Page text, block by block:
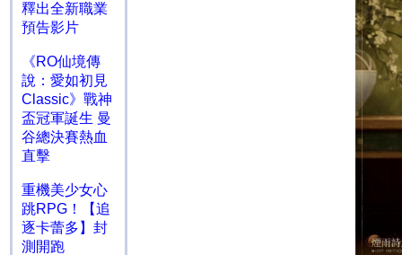
釋出全新職業
預告影片
《RO仙境傳
說：愛如初見
Classic》戰神
盃冠軍誕生 曼
谷總決賽熱血
直擊
重機美少女心
跳RPG！【追
逐卡蕾多】封
測開跑